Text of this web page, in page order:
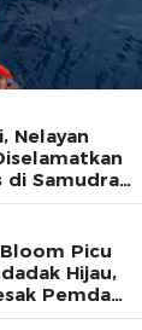
Nelayan
di Samudra
Picu
Hijau,
Pemda